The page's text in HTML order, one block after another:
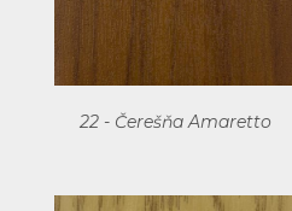
22 - Čerešňa Amaretto